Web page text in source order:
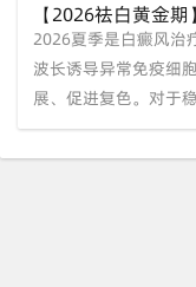
【2026祛白黄金
璧”，高效复色方
2026夏季是白癜风治
波长诱导异常免疫细
展、促进复色。对于